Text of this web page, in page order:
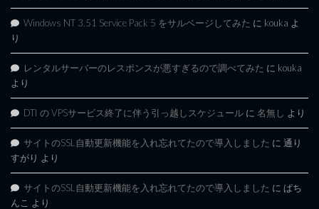
Windows NT 3.51 Service Pack 5 をサルベージしてみた に kouka よ
り
レンタルサーバーのレスポンスが悪すぎるので調べてみた に kouka
より
DTI の VPSサービス終了に伴う引っ越しスケジュール に 名無し より
サイトのSSL自動更新機能を入れ忘れてたので導入しました に 通り
すがり より
サイトのSSL自動更新機能を入れ忘れてたので導入しました に ぱち
んこ より